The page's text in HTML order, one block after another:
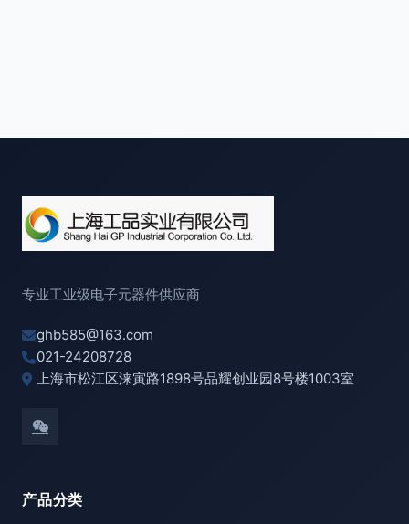
专业工业级电子元器件供应商
ghb585@163.com
021-24208728
上海市松江区涞寅路1898号品耀创业园8号楼1003室
产品分类